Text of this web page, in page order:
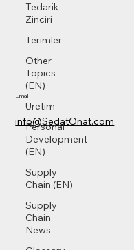
Tedarik
Zinciri
Terimler
Other
Topics
(EN)
Üretim
Personal
Development
(EN)
Supply
Chain (EN)
Supply
Chain
News
info@SedatOnat.com
Email